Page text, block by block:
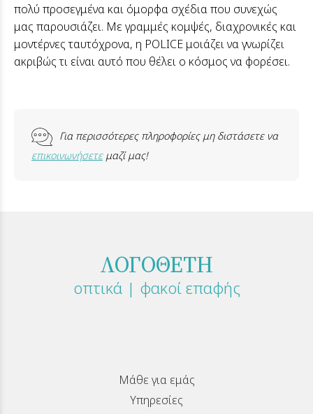
πολύ προσεγμένα και όμορφα σχέδια που συνεχώς
μας παρουσιάζει. Με γραμμές κομψές, διαχρονικές και
μοντέρνες ταυτόχρονα, η POLICE μοιάζει να γνωρίζει
ακριβώς τι είναι αυτό που θέλει ο κόσμος να φορέσει.
Για περισσότερες πληροφορίες μη διστάσετε να
επικοινωνήσετεμαζί μας!
ΛΟΓΟΘΕΤΗ
οπτικά | φακοί επαφής
Μάθε για εμάς
Υπηρεσίες